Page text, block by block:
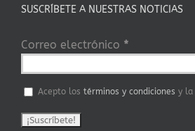
SUSCRÍBETE A NUESTRAS NOTICIAS
Correo electrónico *
Acepto los términos y condiciones y la